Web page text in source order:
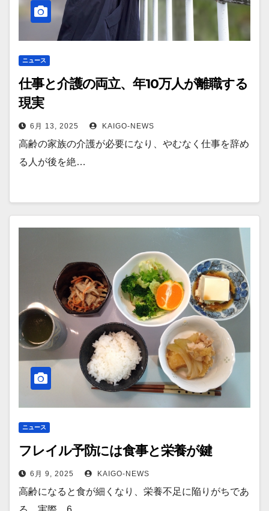
ニュース
仕事と介護の両立、年10万人が離職する
現実
6月 13, 2025 KAIGO-NEWS
高齢の家族の介護が必要になり、やむなく仕事を辞め
る人が後を絶…
ニュース
フレイル予防には食事と栄養が鍵
6月 9, 2025 KAIGO-NEWS
高齢になると食が細くなり、栄養不足に陥りがちであ